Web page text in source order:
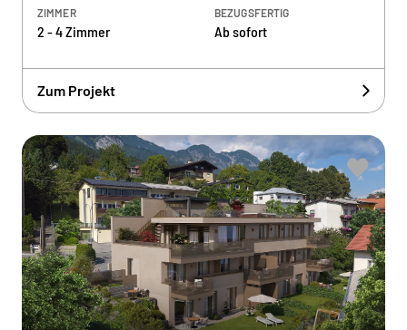
ZIMMER
2 - 4 Zimmer
BEZUGSFERTIG
Ab sofort
Zum Projekt